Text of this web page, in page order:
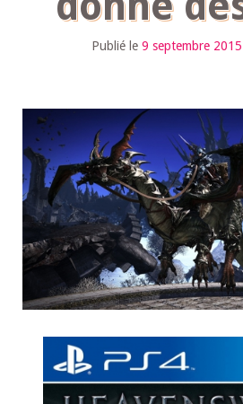
Publié le 9 septembre 2015